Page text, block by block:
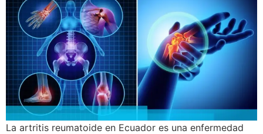
La artritis reumatoide en Ecuador es una enfermedad